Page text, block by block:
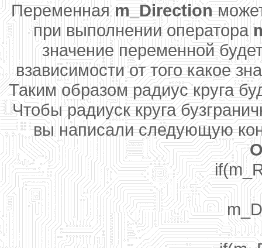
Переменнаяm_Direction
при выполнении оператора
значение переменной
взависимости от того какое
Таким образом радиус круга
Чтобы радиуск круга
вы написали следующую